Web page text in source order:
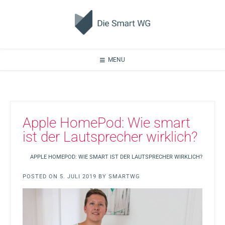
MENU
Apple HomePod: Wie smart
ist der Lautsprecher wirklich?
APPLE HOMEPOD: WIE SMART IST DER LAUTSPRECHER WIRKLICH?
POSTED ON 5. JULI 2019 BY SMARTWG